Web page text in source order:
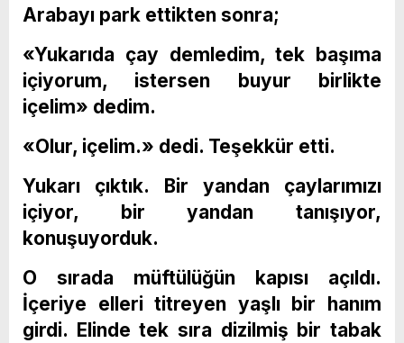
Arabayı park ettikten sonra;
«Yukarıda çay demledim, tek başıma
içiyorum, istersen buyur birlikte
içelim» dedim.
«Olur, içelim.» dedi. Teşekkür etti.
Yukarı çıktık. Bir yandan çaylarımızı
içiyor, bir yandan tanışıyor,
konuşuyorduk.
O sırada müftülüğün kapısı açıldı.
İçeriye elleri titreyen yaşlı bir hanım
girdi. Elinde tek sıra dizilmiş bir tabak